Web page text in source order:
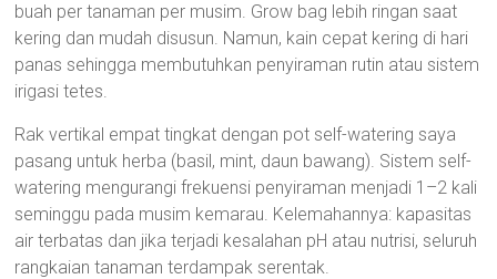
buah per tanaman per musim. Grow bag lebih ringan saat
kering dan mudah disusun. Namun, kain cepat kering di hari
panas sehingga membutuhkan penyiraman rutin atau sistem
irigasi tetes.
Rak vertikal empat tingkat dengan pot self-watering saya
pasang untuk herba (basil, mint, daun bawang). Sistem self-
watering mengurangi frekuensi penyiraman menjadi 1–2 kali
seminggu pada musim kemarau. Kelemahannya: kapasitas
air terbatas dan jika terjadi kesalahan pH atau nutrisi, seluruh
rangkaian tanaman terdampak serentak.